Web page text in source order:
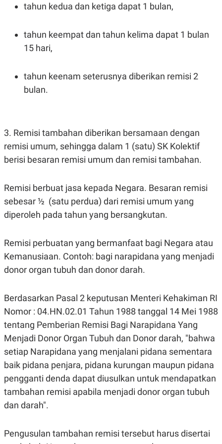
tahun kedua dan ketiga dapat 1 bulan,
tahun keempat dan tahun kelima dapat 1 bulan
15 hari,
tahun keenam seterusnya diberikan remisi 2
bulan.
3. Remisi tambahan diberikan bersamaan dengan
remisi umum, sehingga dalam 1 (satu) SK Kolektif
berisi besaran remisi umum dan remisi tambahan.
Remisi berbuat jasa kepada Negara. Besaran remisi
sebesar ½ (satu perdua) dari remisi umum yang
diperoleh pada tahun yang bersangkutan.
Remisi perbuatan yang bermanfaat bagi Negara atau
Kemanusiaan. Contoh: bagi narapidana yang menjadi
donor organ tubuh dan donor darah.
Berdasarkan Pasal 2 keputusan Menteri Kehakiman RI
Nomor : 04.HN.02.01 Tahun 1988 tanggal 14 Mei 1988
tentang Pemberian Remisi Bagi Narapidana Yang
Menjadi Donor Organ Tubuh dan Donor darah, "bahwa
setiap Narapidana yang menjalani pidana sementara
baik pidana penjara, pidana kurungan maupun pidana
pengganti denda dapat diusulkan untuk mendapatkan
tambahan remisi apabila menjadi donor organ tubuh
dan darah".
Pengusulan tambahan remisi tersebut harus disertai